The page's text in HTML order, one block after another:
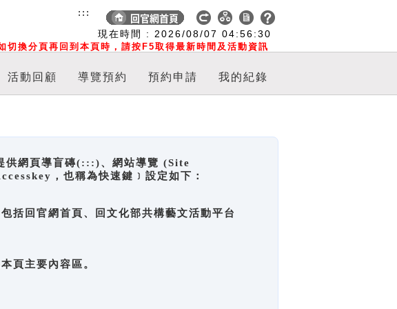
現在時間 : 2026/08/07 04:56:30
切換分頁再回到本頁時，請按F5取得最新時間及活動資訊
:::
活動回顧 導覽預約 預約申請 我的紀錄
供網頁導盲磚(:::)、網站導覽 (Site
，也稱為快速鍵﹞設定如下：
回官網首頁、回文化部共構藝文活動平台
主要內容區。